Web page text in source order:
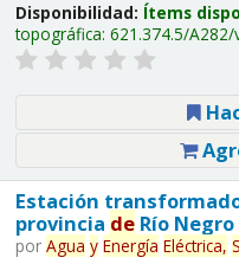
Disponibilidad: Ítems
topográfica: 621.374.5/A282/
Estación
provincia deRío Negro
por Agua y Energía Eléctrica,